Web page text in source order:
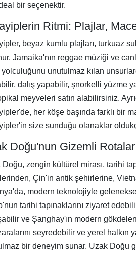
bir seçenektir.
Ritmi: Plajlar,
beyaz kumlu plajları, turkuaz
Jamaika'nın reggae müziği ve
unutulmaz kılan
dalış yapabilir, şnorkelli yüzme
meyveleri satın alabilirsiniz.
her köşe başında farklı bir
size sunduğu olanaklar
Doğu'nun Gizemli
Doğu, zengin kültürel mirası, tarihi
Çin'in antik şehirlerine,
modern teknolojiyle
tarihi tapınaklarını ziyaret
ve Şanghay'ın modern
seyredebilir ve yerel halkın
bir deneyim sunar. Uzak Doğu